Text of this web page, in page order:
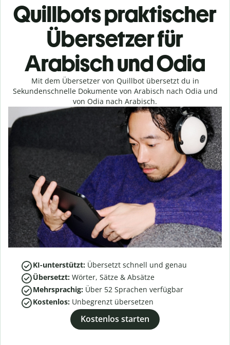
Quillbots praktischer
Übersetzer für
Arabisch und Odia
Mit dem Übersetzer von Quillbot übersetzt du in
Sekundenschnelle Dokumente von Arabisch nach Odia und
von Odia nach Arabisch.
KI-unterstützt: Übersetzt schnell und genau
Übersetzt: Wörter, Sätze & Absätze
Mehrsprachig: Über 52 Sprachen verfügbar
Kostenlos: Unbegrenzt übersetzen
Kostenlos starten